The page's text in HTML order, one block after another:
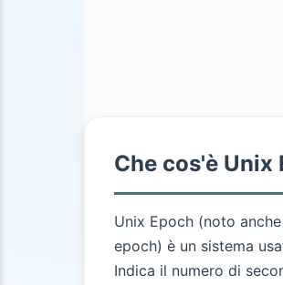
Che cos'è Unix
Unix Epoch (noto
epoch) è un sistema
Indica il numero di